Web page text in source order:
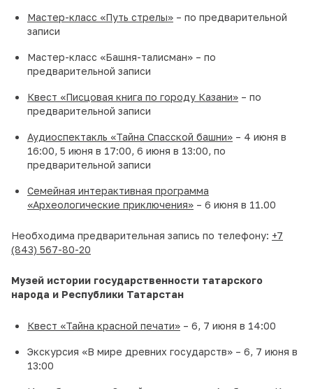
Мастер-класс «Путь стрелы» – по предварительной
записи
Мастер-класс «Башня-талисман» – по
предварительной записи
Квест «Писцовая книга по городу Казани» – по
предварительной записи
Аудиоспектакль «Тайна Спасской башни» – 4 июня в
16:00, 5 июня в 17:00, 6 июня в 13:00, по
предварительной записи
Семейная интерактивная программа
«Археологические приключения» – 6 июня в 11.00
Необходима предварительная запись по телефону: +7
(843) 567-80-20
Музей истории государственности татарского
народа и Республики Татарстан
Квест «Тайна красной печати» – 6, 7 июня в 14:00
Экскурсия «В мире древних государств» – 6, 7 июня в
13:00